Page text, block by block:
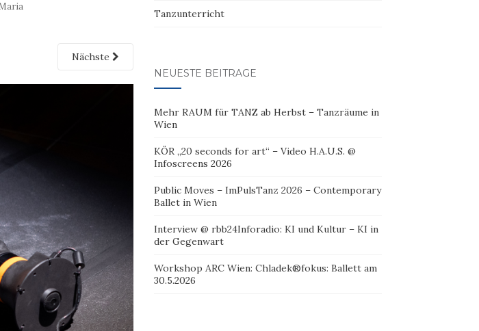
Nächste
Tanzunterricht
NEUESTE BEITRÄGE
Mehr RAUM für TANZ ab Herbst – Tanzräume in
Wien
KÖR „20 seconds for art“ – Video H.A.U.S. @
Infoscreens 2026
Public Moves – ImPulsTanz 2026 – Contemporary
Ballet in Wien
Interview @ rbb24Inforadio: KI und Kultur – KI in
der Gegenwart
Workshop ARC Wien: Chladek®fokus: Ballett am
30.5.2026